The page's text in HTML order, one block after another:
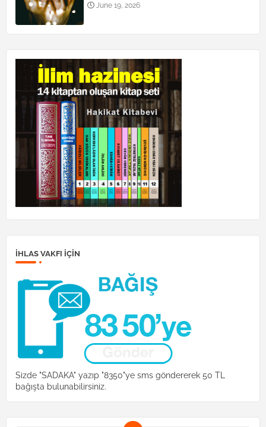
June 19, 2026
İHLAS VAKFI IÇIN
Sizde "SADAKA" yazıp "8350"ye sms göndererek 50 TL
bağışta bulunabilirsiniz.